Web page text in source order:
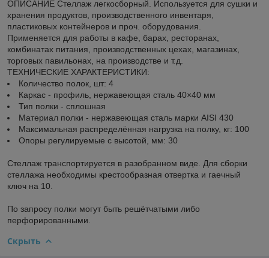
ОПИСАНИЕ Стеллаж легкосборный. Используется для сушки и
хранения продуктов, производственного инвентаря,
пластиковых контейнеров и проч. оборудования.
Применяется для работы в кафе, барах, ресторанах,
комбинатах питания, производственных цехах, магазинах,
торговых павильонах, на производстве и т.д.
ТЕХНИЧЕСКИЕ ХАРАКТЕРИСТИКИ:
Количество полок, шт: 4
Каркас - профиль, нержавеющая сталь 40×40 мм
Тип полки - сплошная
Материал полки - нержавеющая сталь марки AISI 430
Максимальная распределённая нагрузка на полку, кг: 100
Опоры регулируемые с высотой, мм: 30
Стеллаж транспортируется в разобранном виде. Для сборки
стеллажа необходимы крестообразная отвертка и гаечный
ключ на 10.
По запросу полки могут быть решётчатыми либо
перфорированными.
Скрыть